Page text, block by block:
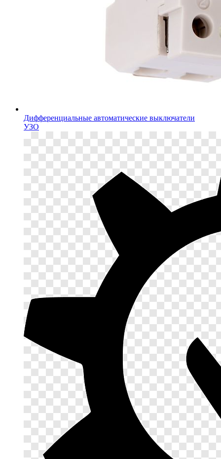
Дифференциальные автоматические выключатели
УЗО